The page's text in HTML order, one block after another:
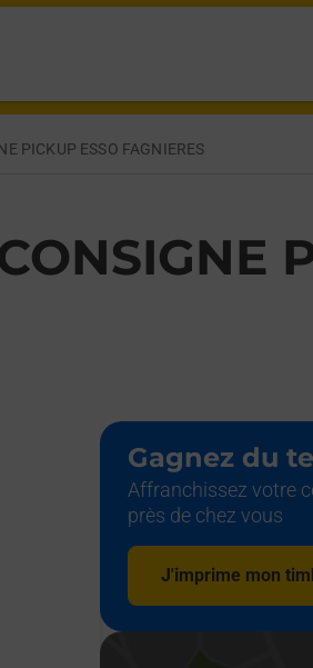
PICKUP ESSO FAGNIERES
Gagnez du
Affranchissez votre
près de chez vous
J'imprime mon
FAGNIERES,